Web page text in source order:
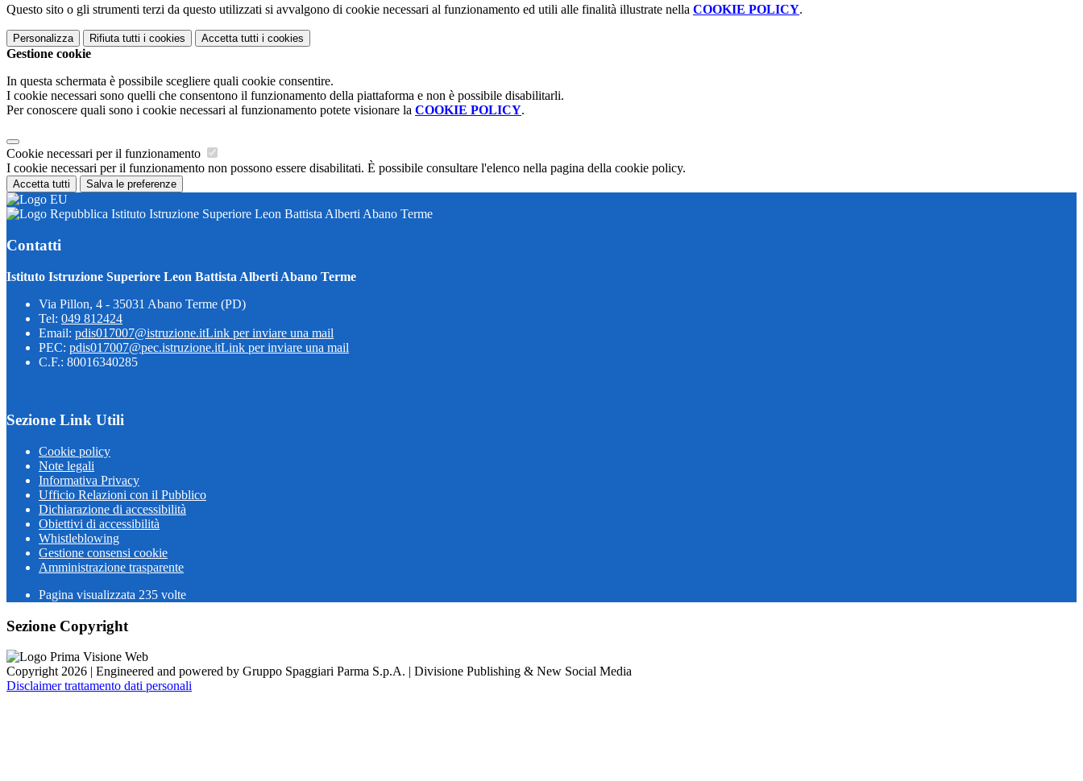
Questo sito o gli strumenti terzi da questo utilizzati si avvalgono di cookie necessari al funzionamento ed utili alle finalità illustrate nella COOKIE POLICY.
Personalizza Rifiuta tutti i cookies Accetta tutti i cookies
Gestione cookie
In questa schermata è possibile scegliere quali cookie consentire.
I cookie necessari sono quelli che consentono il funzionamento della piattaforma e non è possibile disabilitarli.
Per conoscere quali sono i cookie necessari al funzionamento potete visionare la COOKIE POLICY.
Cookie necessari per il funzionamento
I cookie necessari per il funzionamento non possono essere disabilitati. È possibile consultare l'elenco nella pagina della cookie policy.
Accetta tutti Salva le preferenze
Istituto Istruzione Superiore Leon Battista Alberti Abano Terme
Contatti
Istituto Istruzione Superiore Leon Battista Alberti Abano Terme
Via Pillon, 4 - 35031 Abano Terme (PD)
Tel: 049 812424
Email: pdis017007@istruzione.itLink per inviare una mail
PEC: pdis017007@pec.istruzione.itLink per inviare una mail
C.F.: 80016340285
Sezione Link Utili
Cookie policy
Note legali
Informativa Privacy
Ufficio Relazioni con il Pubblico
Dichiarazione di accessibilità
Obiettivi di accessibilità
Whistleblowing
Gestione consensi cookie
Amministrazione trasparente
Pagina visualizzata 235 volte
Sezione Copyright
Copyright 2026 | Engineered and powered by Gruppo Spaggiari Parma S.p.A. | Divisione Publishing & New Social Media
Disclaimer trattamento dati personali